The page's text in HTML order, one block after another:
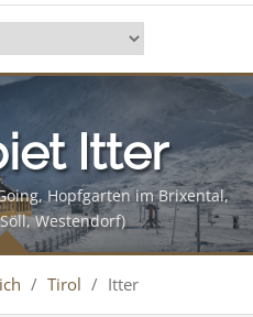
Itter
Hopfgarten im Brixental,
Westendorf)
/ Tirol / Itter